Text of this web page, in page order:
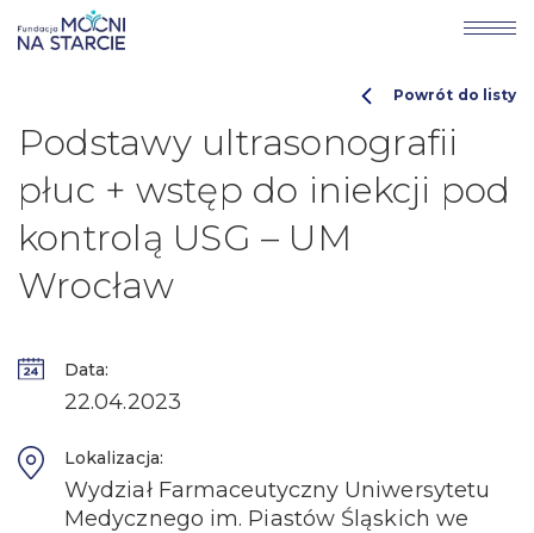
Podstawy ultrasonografii
płuc + wstęp do iniekcji pod
kontrolą USG – UM
Wrocław
Powrót do listy
Data:
22.04.2023
Lokalizacja:
Wydział Farmaceutyczny Uniwersytetu
Medycznego im. Piastów Śląskich we